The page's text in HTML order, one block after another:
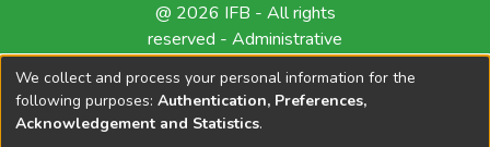
@ 2026 IFB - All rights
reserved - Administrative
We collect and process your personal information for the
following purposes: Authentication, Preferences,
Acknowledgement and Statistics.